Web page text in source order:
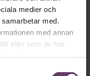
medier och
med.
med annan
eller som de har